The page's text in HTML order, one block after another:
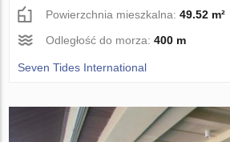
Powierzchnia mieszkalna:49.52 m²
Odległość do morza:400 m
Seven Tides International